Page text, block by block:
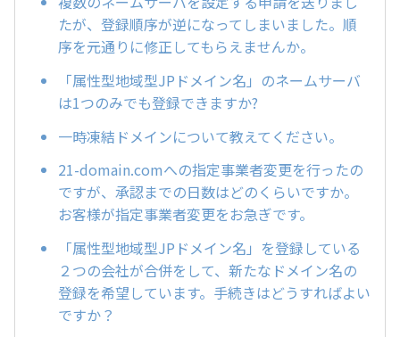
たが、登録順序が逆になってしまいました。順
序を元通りに修正してもらえませんか。
「属性型地域型JPドメイン名」のネームサーバ
は1つのみでも登録できますか?
一時凍結ドメインについて教えてください。
21-domain.comへの指定事業者変更を行ったの
ですが、承認までの日数はどのくらいですか。
お客様が指定事業者変更をお急ぎです。
「属性型地域型JPドメイン名」を登録している
２つの会社が合併をして、新たなドメイン名の
登録を希望しています。手続きはどうすればよい
ですか？